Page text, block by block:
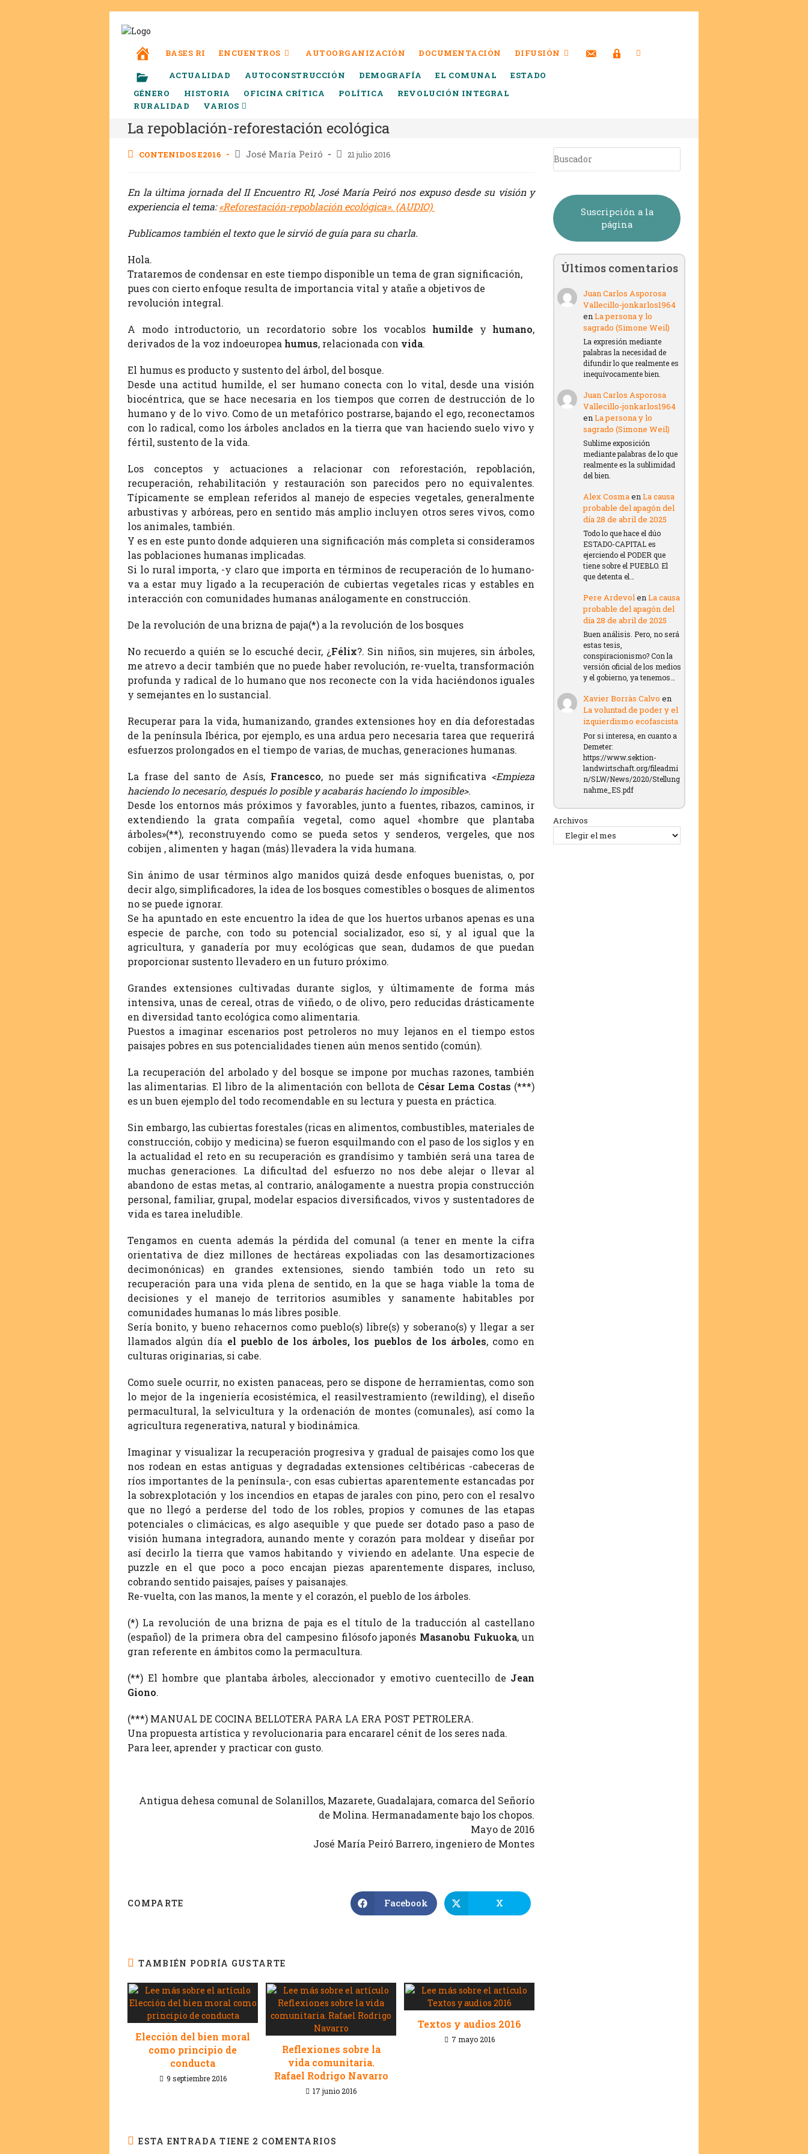
BASES RI ENCUENTROS AUTOORGANIZACIÓN DOCUMENTACIÓN DIFUSIÓN
ACTUALIDAD AUTOCONSTRUCCIÓN DEMOGRAFÍA EL COMUNAL
ESTADO
GÉNERO
HISTORIA OFICINA CRÍTICA POLÍTICA
REVOLUCIÓN INTEGRAL
RURALIDAD
VARIOS
La repoblación-reforestación ecológica
CONTENIDOS E2016 José María Peiró 21 julio 2016
En la última jornada del II Encuentro RI, José María Peiró nos expuso desde su visión y
experiencia el tema:«Reforestación-repoblación ecológica». (AUDIO)
Publicamos también el texto que le sirvió de guía para su charla.
Hola.
Trataremos de condensar en este tiempo disponible un tema de gran significación,
pues con cierto enfoque resulta de importancia vital y atañe a objetivos de
revolución integral.
A modo introductorio, un recordatorio sobre los vocablos humildey humano,
derivados de la voz indoeuropea humus, relacionada con vida.
El humus es producto y sustento del árbol, del bosque.
Desde una actitud humilde, el ser humano conecta con lo vital, desde una visión
biocéntrica, que se hace necesaria en los tiempos que corren de destrucción de lo
humano y de lo vivo. Como de un metafórico postrarse, bajando el ego, reconectamos
con lo radical, como los árboles anclados en la tierra que van haciendo suelo vivo y
fértil, sustento de la vida.
Los conceptos y actuaciones a relacionar con reforestación, repoblación,
recuperación, rehabilitación y restauración son parecidos pero no equivalentes.
Típicamente se emplean referidos al manejo de especies vegetales, generalmente
arbustivas y arbóreas, pero en sentido más amplio incluyen otros seres vivos, como
los animales, también.
Y es en este punto donde adquieren una significación más completa si consideramos
las poblaciones humanas implicadas.
Si lo rural importa, -y claro que importa en términos de recuperación de lo humano-
va a estar muy ligado a la recuperación de cubiertas vegetales ricas y estables en
interacción con comunidades humanas análogamente en construcción.
De la revolución de una brizna de paja(*) a la revolución de los bosques
No recuerdo a quién se lo escuché decir, ¿Félix?. Sin niños, sin mujeres, sin árboles,
me atrevo a decir también que no puede haber revolución, re-vuelta, transformación
profunda y radical de lo humano que nos reconecte con la vida haciéndonos iguales
y semejantes en lo sustancial.
Recuperar para la vida, humanizando, grandes extensiones hoy en día deforestadas
de la península Ibérica, por ejemplo, es una ardua pero necesaria tarea que requerirá
esfuerzos prolongados en el tiempo de varias, de muchas, generaciones humanas.
La frase del santo de Asís,Francesco, no puede ser más significativa <Empieza
haciendo lo necesario, después lo posible y acabarás haciendo lo imposible>.
Desde los entornos más próximos y favorables, junto a fuentes, ribazos, caminos, ir
extendiendo la grata compañía vegetal, como aquel «hombre que plantaba
árboles»(**), reconstruyendo como se pueda setos y senderos, vergeles, que nos
cobijen , alimenten y hagan (más) llevadera la vida humana.
Sin ánimo de usar términos algo manidos quizá desde enfoques buenistas, o, por
decir algo, simplificadores, la idea de los bosques comestibles o bosques de alimentos
no se puede ignorar.
Se ha apuntado en este encuentro la idea de que los huertos urbanos apenas es una
especie de parche, con todo su potencial socializador, eso sí, y al igual que la
agricultura, y ganadería por muy ecológicas que sean, dudamos de que puedan
proporcionar sustento llevadero en un futuro próximo.
Grandes extensiones cultivadas durante siglos, y últimamente de forma más
intensiva, unas de cereal, otras de viñedo, o de olivo, pero reducidas drásticamente
en diversidad tanto ecológica como alimentaria.
Puestos a imaginar escenarios post petroleros no muy lejanos en el tiempo estos
paisajes pobres en sus potencialidades tienen aún menos sentido (común).
La recuperación del arbolado y del bosque se impone por muchas razones, también
las alimentarias. El libro de la alimentación con bellota de César Lema Costas (***)
es un buen ejemplo del todo recomendable en su lectura y puesta en práctica.
Sin embargo, las cubiertas forestales (ricas en alimentos, combustibles, materiales de
construcción, cobijo y medicina) se fueron esquilmando con el paso de los siglos y en
la actualidad el reto en su recuperación es grandísimo y también será una tarea de
muchas generaciones. La dificultad del esfuerzo no nos debe alejar o llevar al
abandono de estas metas, al contrario, análogamente a nuestra propia construcción
personal, familiar, grupal, modelar espacios diversificados, vivos y sustentadores de
vida es tarea ineludible.
Tengamos en cuenta además la pérdida del comunal (a tener en mente la cifra
orientativa de diez millones de hectáreas expoliadas con las desamortizaciones
decimonónicas) en grandes extensiones, siendo también todo un reto su
recuperación para una vida plena de sentido, en la que se haga viable la toma de
decisiones y el manejo de territorios asumibles y sanamente habitables por
comunidades humanas lo más libres posible.
Sería bonito, y bueno rehacernos como pueblo(s) libre(s) y soberano(s) y llegar a ser
llamados algún día el pueblo de los árboles, los pueblos de los árboles, como en
culturas originarias, si cabe.
Como suele ocurrir, no existen panaceas, pero se dispone de herramientas, como son
lo mejor de la ingeniería ecosistémica, el reasilvestramiento (rewilding), el diseño
permacultural, la selvicultura y la ordenación de montes (comunales), así como la
agricultura regenerativa, natural y biodinámica.
Imaginar y visualizar la recuperación progresiva y gradual de paisajes como los que
nos rodean en estas antiguas y degradadas extensiones celtibéricas -cabeceras de
ríos importantes de la península-, con esas cubiertas aparentemente estancadas por
la sobrexplotación y los incendios en etapas de jarales con pino, pero con el resalvo
que no llegó a perderse del todo de los robles, propios y comunes de las etapas
potenciales o climácicas, es algo asequible y que puede ser dotado paso a paso de
visión humana integradora, aunando mente y corazón para moldear y diseñar por
así decirlo la tierra que vamos habitando y viviendo en adelante. Una especie de
puzzle en el que poco a poco encajan piezas aparentemente dispares, incluso,
cobrando sentido paisajes, países y paisanajes.
Re-vuelta, con las manos, la mente y el corazón, el pueblo de los árboles.
(*) La revolución de una brizna de paja es el título de la traducción al castellano
(español) de la primera obra del campesino filósofo japonés Masanobu Fukuoka, un
gran referente en ámbitos como la permacultura.
(**) El hombre que plantaba árboles, aleccionador y emotivo cuentecillo de Jean
Giono.
(***) MANUAL DE COCINA BELLOTERA PARA LA ERA POST PETROLERA.
Una propuesta artística y revolucionaria para encararel cénit de los seres nada.
Para leer, aprender y practicar con gusto.
Antigua dehesa comunal de Solanillos, Mazarete, Guadalajara, comarca del Señorío
de Molina. Hermanadamente bajo los chopos.
Mayo de 2016
José María Peiró Barrero, ingeniero de Montes
COMPARTE Facebook X
TAMBIÉN PODRÍA GUSTARTE
Elección del bien moral
como principio de
conducta
9 septiembre 2016
Reflexiones sobre la
vida comunitaria.
Rafael Rodrigo Navarro
17 junio 2016
Textos y audios 2016
7 mayo 2016
ESTA ENTRADA TIENE 2 COMENTARIOS
Suscripción a la
página
Últimos comentarios
Juan Carlos Asporosa
Vallecillo-jonkarlos1964
enLa persona y lo
sagrado (Simone Weil)
La expresión mediante
palabras la necesidad de
difundir lo que realmente es
inequívocamente bien.
Juan Carlos Asporosa
Vallecillo-jonkarlos1964
enLa persona y lo
sagrado (Simone Weil)
Sublime exposición
mediante palabras de lo que
realmente es la sublimidad
del bien.
Alex CosmaenLa causa
probable del apagón del
día 28 de abril de 2025
Todo lo que hace el dúo
ESTADO-CAPITAL es
ejerciendo el PODER que
tiene sobre el PUEBLO. El
que detenta el…
Pere ArdevolenLa causa
probable del apagón del
día 28 de abril de 2025
Buen análisis. Pero, no será
estas tesis,
conspiracionismo? Con la
versión oficial de los medios
y el gobierno, ya tenemos…
Xavier Borràs Calvo en
La voluntad de poder y el
izquierdismo ecofascista
Por si interesa, en cuanto a
Demeter:
https://www.sektion-
landwirtschaft.org/fileadmi
n/SLW/News/2020/Stellung
nahme_ES.pdf
Archivos